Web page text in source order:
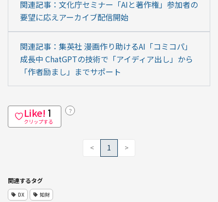
関連記事：文化庁セミナー「AIと著作権」参加者の
要望に応えアーカイブ配信開始
関連記事：集英社 漫画作り助けるAI「コミコパ」
成長中 ChatGPTの技術で「アイディア出し」から
「作者励まし」までサポート
Like! 1
クリップする
？
< 1 >
関連するタグ
DX 知財